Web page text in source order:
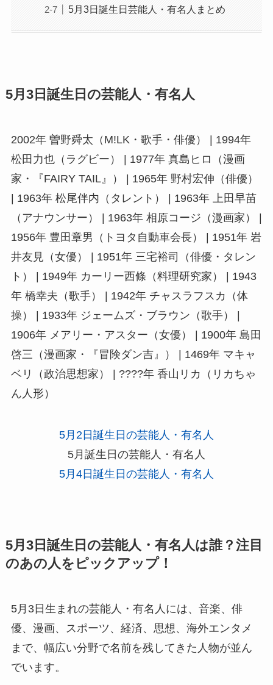
5月3日誕生日芸能人・有名人まとめ
5月3日誕生日の芸能人・有名人
2002年 曽野舜太（M!LK・歌手・俳優） | 1994年
松田力也（ラグビー） | 1977年 真島ヒロ（漫画
家・『FAIRY TAIL』） | 1965年 野村宏伸（俳優）
| 1963年 松尾伴内（タレント） | 1963年 上田早苗
（アナウンサー） | 1963年 相原コージ（漫画家） |
1956年 豊田章男（トヨタ自動車会長） | 1951年 岩
井友見（女優） | 1951年 三宅裕司（俳優・タレン
ト） | 1949年 カーリー西條（料理研究家） | 1943
年 橋幸夫（歌手） | 1942年 チャスラフスカ（体
操） | 1933年 ジェームズ・ブラウン（歌手） |
1906年 メアリー・アスター（女優） | 1900年 島田
啓三（漫画家・『冒険ダン吉』） | 1469年 マキャ
ベリ（政治思想家） | ????年 香山リカ（リカちゃ
ん人形）
5月2日誕生日の芸能人・有名人
5月誕生日の芸能人・有名人
5月4日誕生日の芸能人・有名人
5月3日誕生日の芸能人・有名人は誰？注目
のあの人をピックアップ！
5月3日生まれの芸能人・有名人には、音楽、俳
優、漫画、スポーツ、経済、思想、海外エンタメ
まで、幅広い分野で名前を残してきた人物が並ん
でいます。